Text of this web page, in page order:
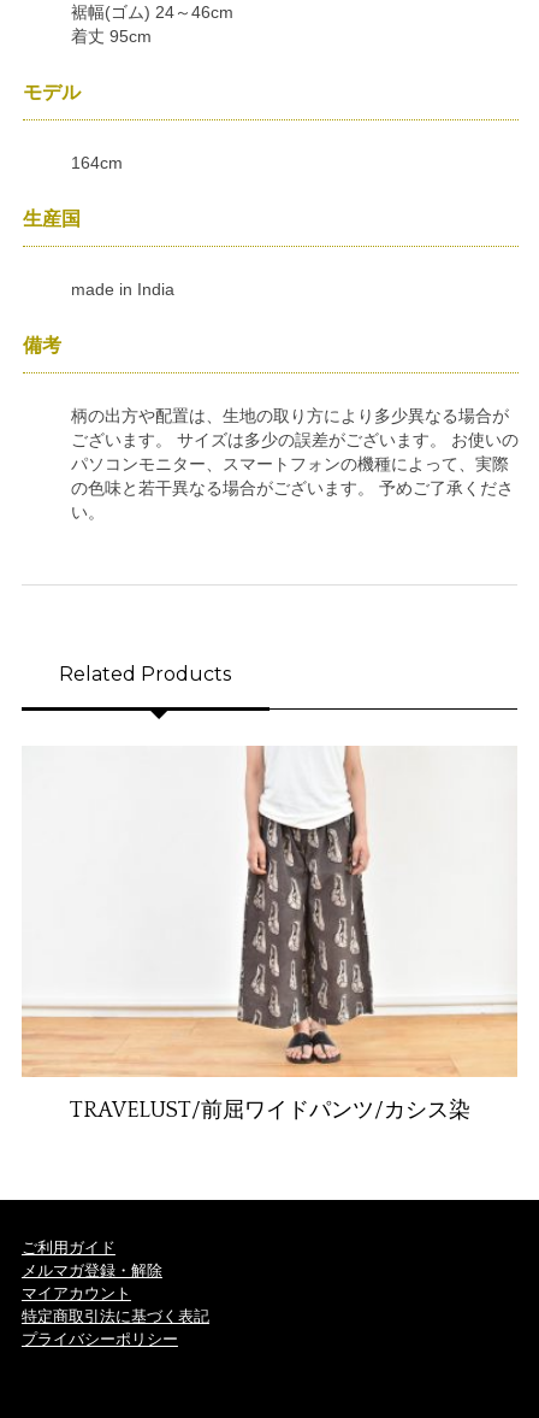
裾幅(ゴム) 24～46cm
着丈 95cm
モデル
164cm
生産国
made in India
備考
柄の出方や配置は、生地の取り方により多少異なる場合が
ございます。 サイズは多少の誤差がございます。 お使いの
パソコンモニター、スマートフォンの機種によって、実際
の色味と若干異なる場合がございます。 予めご了承くださ
い。
Related Products
TRAVELUST/前屈ワイドパンツ/カシス染
ご利用ガイド
メルマガ登録・解除
マイアカウント
特定商取引法に基づく表記
プライバシーポリシー